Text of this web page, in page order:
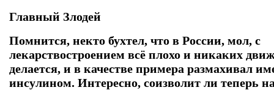
Главный Злодей
Помнится, некто бухтел, что в России, мол, с
лекарствостроением всё плохо и никаких
делается, и в качестве примера размахивал
инсулином. Интересно, соизволит ли теперь